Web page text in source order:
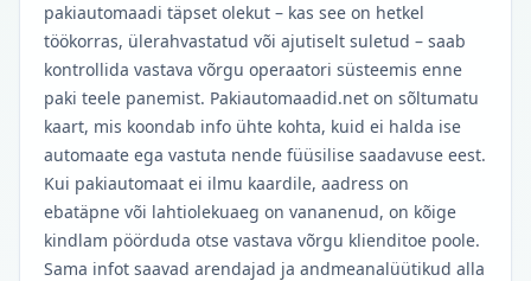
pakiautomaadi täpset olekut – kas see on hetkel
töökorras, ülerahvastatud või ajutiselt suletud – saab
kontrollida vastava võrgu operaatori süsteemis enne
paki teele panemist. Pakiautomaadid.net on sõltumatu
kaart, mis koondab info ühte kohta, kuid ei halda ise
automaate ega vastuta nende füüsilise saadavuse eest.
Kui pakiautomaat ei ilmu kaardile, aadress on
ebatäpne või lahtiolekuaeg on vananenud, on kõige
kindlam pöörduda otse vastava võrgu klienditoe poole.
Sama infot saavad arendajad ja andmeanalüütikud alla